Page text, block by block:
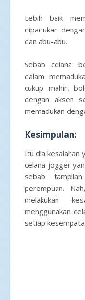
Lebih baik
dipadukan
dan abu-abu.
Sebab celana
dalam
cukup mahir,
dengan aksen
memadukan
Kesimpulan:
Itu dia kesalahan
celana jogger
sebab
perempuan.
melakukan
menggunakan
setiap